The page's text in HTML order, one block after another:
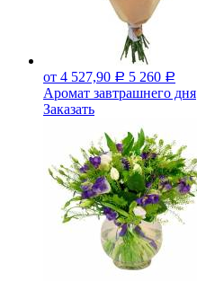
от 4 527,90 Р 5 260 Р
Аромат завтрашнего дня
Заказать